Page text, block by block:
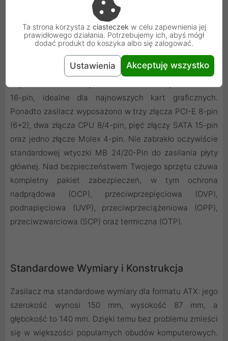
Bogaty Zestaw Złączy i Pełne
Bezpieczeństwo
Urządzenie oferuje szeroki wachlarz złączy, aby sprostać
wymaganiom współczesnych konfiguracji. Do dyspozycji
16-pin, idealne dla najnowszych kart graficznych.
Ponadto zasilacz wyposażono w trzy złącza PCI-E 8-pin
(6+2), dwa złącza CPU 8/4-pin, pięć złączy SATA 15-pin
oraz jedno złącze Molex 4-pin. Nie zabrakło oczywiście
standardowej wtyczki MB 24/20-Pin do zasilania płyty
głównej. Nad bezpieczeństwem Twojego sprzętu czuwa
kompletny pakiet zabezpieczeń, w tym ochrona
nadprądowa (OCP), przeciwprzepięciowa (OVP),
podnapięciowa (UVP), przeciwprzeciążeniowa (OPP),
przeciwzwarciowa (SCP) oraz termiczna (OTP).
Standardowe Wymiary i Konstrukcja
Zasilacz ma standardowe wymiary dla formatu ATX: jego
szerokość wynosi 150 mm, wysokość 87 mm, a
głębokość to 140 mm. Dzięki temu bez problemu zmieści
się w większości popularnych obudów komputerowych.
Ta strona korzysta z ciasteczek w celu zapewnienia jej
prawidłowego działania. Potrzebujemy ich, abyś mógł
dodać produkt do koszyka albo się zalogować.
Ustawienia Akceptuję wszystko